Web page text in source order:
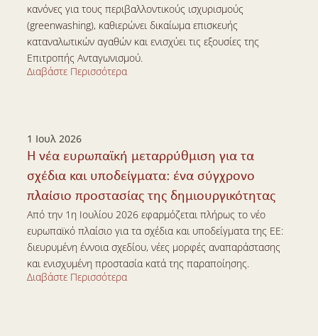
κανόνες για τους περιβαλλοντικούς ισχυρισμούς
(greenwashing), καθιερώνει δικαίωμα επισκευής
καταναλωτικών αγαθών και ενισχύει τις εξουσίες της
Επιτροπής Ανταγωνισμού.
Διαβάστε Περισσότερα
1 Ιουλ 2026
Η νέα ευρωπαϊκή μεταρρύθμιση για τα
σχέδια και υποδείγματα: ένα σύγχρονο
πλαίσιο προστασίας της δημιουργικότητας
Από την 1η Ιουλίου 2026 εφαρμόζεται πλήρως το νέο
ευρωπαϊκό πλαίσιο για τα σχέδια και υποδείγματα της ΕΕ:
διευρυμένη έννοια σχεδίου, νέες μορφές αναπαράστασης
και ενισχυμένη προστασία κατά της παραποίησης.
Διαβάστε Περισσότερα